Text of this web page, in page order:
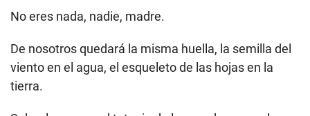
No eres nada, nadie, madre.
De nosotros quedará la misma huella, la semilla del
viento en el agua, el esqueleto de las hojas en la
tierra.